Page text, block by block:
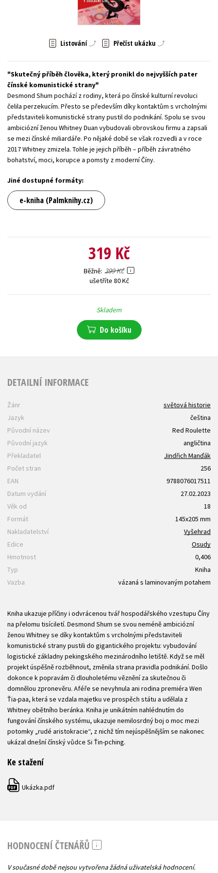
Zahraniční literatura
Listování Přečíst ukázku
Skutečný příběh člověka, který pronikl do nejvyšších pater
čínské komunistické strany
Desmond Shum pochází z rodiny, která po čínské kulturní revoluci
čelila perzekucím. Přesto se především díky kontaktům s vrcholnými
představiteli komunistické strany pustil do podnikání. Spolu se svou
ambiciózní ženou Whitney Duan vybudovali obrovskou firmu a zapsali
se mezi čínské miliardáře. Po nějaké době se však rozvedli a v roce
2017 Whitney zmizela. Tohle je jejich příběh – příběh závratného
bohatství, moci, korupce a pomsty z moderní Číny.
Jiné dostupné formáty:
e-kniha (Palmknihy.cz)
319 Kč
Běžně 399 Kč
ušetříte 80 Kč
Skladem
Do košíku
DETAILNÍ INFORMACE
Žánr
světová historie
Jazyk
čeština
Původní název
Red Roulette
Původní jazyk
angličtina
Překladatel
Jindřich Manďák
Počet stran
256
EAN
9788076017511
Datum vydání
27.02.2023
Věk od
18
Formát
145x205 mm
Nakladatelství
Vyšehrad
Edice
Osudy
Hmotnost
0,406
Typ
Kniha
Vazba
vázaná s laminovaným potahem
Kniha ukazuje příčiny i odvrácenou tvář hospodářského vzestupu Číny
na přelomu tisíciletí. Desmond Shum se svou neméně ambiciózní
ženou Whitney se díky kontaktům s vrcholnými představiteli
komunistické strany pustili do gigantického projektu: vybudování
logistické základny pekingského mezinárodního letiště. Když se měl
projekt úspěšně rozběhnout, změnila strana pravidla podnikání. Došlo
dokonce k popravám či dlouholetému věznění za skutečnou či
domnělou zpronevěru. Aféře se nevyhnula ani rodina premiéra Wen
Ťia-paa, která se vzdala majetku ve prospěch státu a udělala z
Whitney obětního beránka. Kniha je unikátním nahlédnutím do
fungování čínského systému, ukazuje nemilosrdný boj o moc mezi
potomky „rudé aristokracie“, z nichž tím nejúspěšnějším se nakonec
ukázal dnešní čínský vůdce Si Ťin-pching.
Ke stažení
PDF Ukázka.pdf
HODNOCENÍ ČTENÁŘŮ
V současné době nejsou vytvořena žádná uživatelská hodnocení.